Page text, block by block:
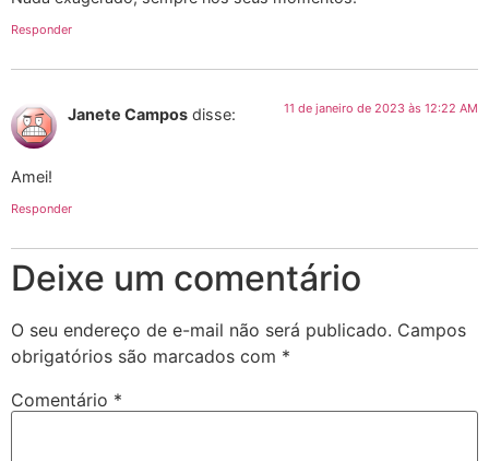
Responder
Janete Campos disse: 11 de janeiro de 2023 às 12:22 AM
Amei!
Responder
Deixe um comentário
O seu endereço de e-mail não será publicado. Campos
obrigatórios são marcados com *
Comentário *